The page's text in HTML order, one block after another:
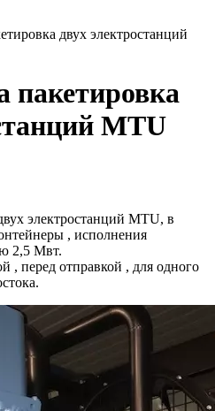
двух электростанций
пакетировка
MTU
электростанций MTU, в
, исполнения
2,5 Мвт.
, перед отправкой , для одного